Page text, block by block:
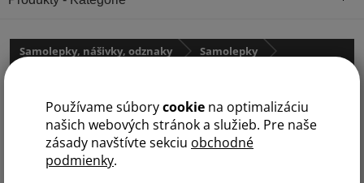
Používame súborycookie na optimalizáciu
našich webových stránok a služieb. Pre naše
zásady navštívte sekciu obchodné
podmienky.
Samolepky, nášivky, odznaky
Samolepky
Samolepka - vlajka Vatikán